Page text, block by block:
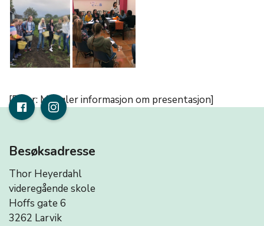
[Error: Mangler informasjon om presentasjon]
Besøksadresse
Thor Heyerdahl
videregående skole
Hoffs gate 6
3262 Larvik